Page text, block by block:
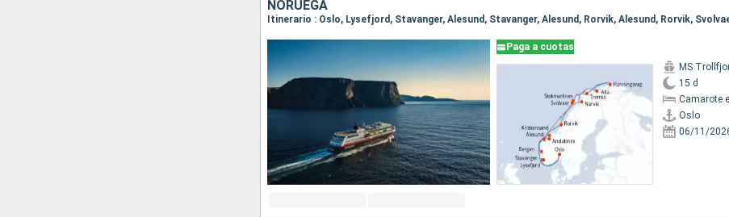
NORUEGA
Paga a cuotas
MS
15 d
Camarote
Oslo
06/11/